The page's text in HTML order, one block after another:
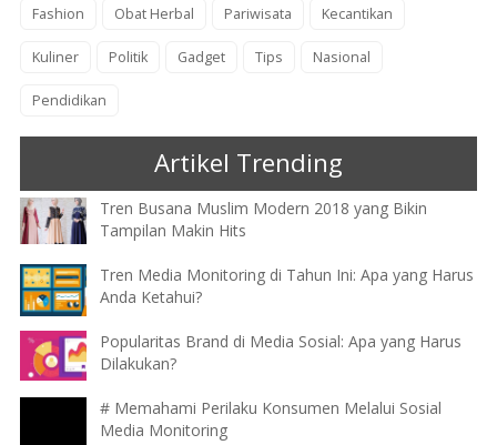
Fashion Obat Herbal Pariwisata Kecantikan
Kuliner Politik Gadget Tips Nasional
Pendidikan
Artikel Trending
Tren Busana Muslim Modern 2018 yang Bikin
Tampilan Makin Hits
Tren Media Monitoring di Tahun Ini: Apa yang Harus
Anda Ketahui?
Popularitas Brand di Media Sosial: Apa yang Harus
Dilakukan?
# Memahami Perilaku Konsumen Melalui Sosial
Media Monitoring